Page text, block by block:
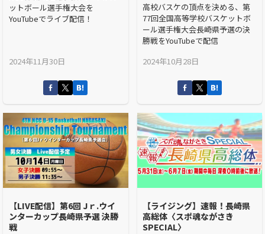
ットボール選手権大会を
YouTubeでライブ配信！
2024年11月30日
高校バスケの頂点を決める、第
77回全国高等学校バスケットボ
ール選手権大会長崎県予選の決
勝戦をYouTubeで配信
2024年10月28日
【LIVE配信】第6回 Jｒ.ウイ
ンターカップ長崎県予選 決勝
戦
【ライジング】速報！長崎県
高総体〈スポ魂ながさき
SPECIAL〉